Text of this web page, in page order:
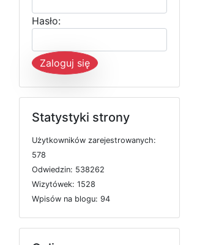
Hasło:
Zaloguj się
Statystyki strony
Użytkowników zarejestrowanych:
578
Odwiedzin: 538262
Wizytówek: 1528
Wpisów na blogu: 94